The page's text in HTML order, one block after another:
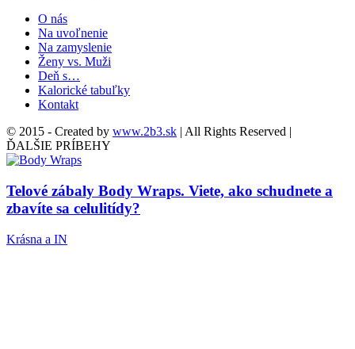
O nás
Na uvoľnenie
Na zamyslenie
Ženy vs. Muži
Deň s…
Kalorické tabuľky
Kontakt
© 2015 - Created by www.2b3.sk | All Rights Reserved |
ĎALŠIE PRÍBEHY
Telové zábaly Body Wraps. Viete, ako schudnete a
zbavíte sa celulitídy?
Krásna a IN